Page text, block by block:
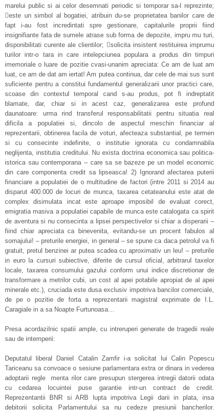
marelui public si ai celor desemnati periodic si temporar sa-l reprezinte;
este un simbol al bogatiei, atribuin du-se proprietatea banilor care de
fapt i-au fost incredintati spre gestionare, capitalurile proprii fiind
insignifiante fata de sumele atrase sub forma de depozite, impru mu turi,
disponibilitati curente ale clientilor; solicita insistent restituirea imprumu
turilor intr-o tara in care intelepciunea populara a produs din timpuri
imemoriale o luare de pozitie cvasi-unanim apreciata: Ce am de luat am
luat, ce am de dat am iertat! Am putea continua, dar cele de mai sus sunt
suficiente pentru a constitui fundamentul generalizarii unor practici care,
scoase din contextul temporal cand s-au produs, pot fi indreptatit
blamate, dar, chiar si in acest caz, generalizarea este profund
daunatoare: urma rind transferul responsabilitatii pentru situatia real
dificila a populatiei si, dincolo de aspectul meschin financiar al
reprezentarii, obtinerea facila de voturi, afecteaza substantial, pe termen
si cu consecinte indefinite, o institutie ignorata cu condamnabila
neglijenta, institutia creditului. Nu exista doctrina economica sau politica-
istorica sau contemporana – care sa se bazeze pe un model economic
din care componenta credit sa lipseasca! 2) Ignorand afectarea puterii
financiare a populatiei de o multitudine de factori (intre 2011 si 2014 au
disparut 400.000 de locuri de munca, taxarea cetateanului este atat de
complex disimulata incat este aproape imposibil de evaluat corect,
emigratia masiva a populatiei capabile de munca este catalogata ca spirit
de aventura si nu consecinta a lipsei perspectivelor si chiar a disperarii –
fiind chiar apreciata ca binevenita, evitandu-se un procent fabulos al
somajului! – preturile energiei, in general – se spune ca daca petrolul va fi
gratuit, pretul benzinei ar putea scadea cu aproximativ un leu! – preturile
in euro la cursuri subiective, diferite de cursul oficial, arbitrarul taxelor
locale, taxarea consumului gazului conform unui indice discretionar de
transformare a metrilor cubi, un cost al apei potabile apropiat de al apei
minerale etc.), cruciada este dusa exclusiv impotriva bancilor comerciale,
de pe o pozitie de forta a reprezentarii magistral exprimate de I.L.
Caragiale in a sa Noapte Furtunoasa…
Presa acordazilnic spatii ample, cu intreruperi generate de tragedii reale
sau de intemperii:
Deputatul liberal Daniel Catalin Zamfir i-a solicitat lui Calin Popescu
Tariceanu sa convoace o sesiune parlamentara extra or dinara in vederea
adoptarii regle menta rilor care presupun stergerea intregii datorii odata
cu cedarea locuintei puse garantie intr-un contract de credit.
Reprezentantii BNR si ARB lupta impotriva Legii darii in plata, insa
debitorii solicita Parlamentului sa nu cedeze presiunii bancherilor.